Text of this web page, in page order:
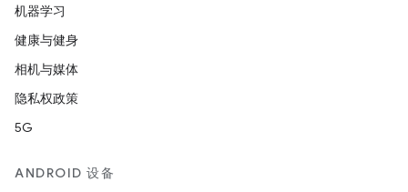
机器学习
健康与健身
相机与媒体
隐私权政策
5G
ANDROID 设备